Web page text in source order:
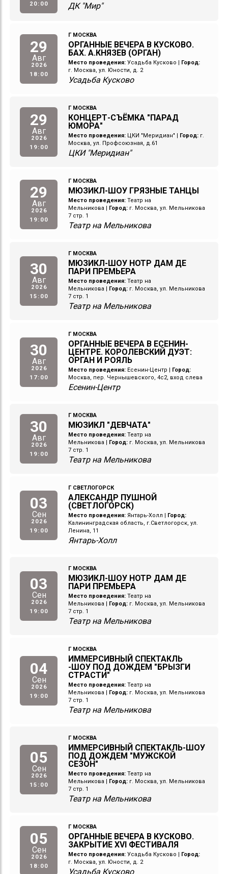
20:00
ДК "Мир"
29
Авг
2026
18:00
Г МОСКВА
ОРГАННЫЕ ВЕЧЕРА В КУСКОВО.
БАХ. А.КНЯЗЕВ (ОРГАН)
Место проведения: Усадьба Кусково
Город:
г. Москва, ул. Юности, д. 2
Усадьба Кусково
29
Авг
2026
19:00
Г МОСКВА
КОНЦЕРТ-СЪЁМКА "ПАРАД
ЮМОРА"
Место проведения: ЦКИ "Меридиан" Город: г.
Москва, ул. Профсоюзная, д.61
ЦКИ "Меридиан"
29
Авг
2026
19:00
Г МОСКВА
МЮЗИКЛ-ШОУ ГРЯЗНЫЕ ТАНЦЫ
Место проведения: Театр на
Мельникова
Город: г. Москва, ул. Мельникова
7 стр. 1
Театр на Мельникова
30
Авг
2026
15:00
Г МОСКВА
МЮЗИКЛ-ШОУ НОТР ДАМ ДЕ
ПАРИ ПРЕМЬЕРА
Место проведения: Театр на
Мельникова
Город: г. Москва, ул. Мельникова
7 стр. 1
Театр на Мельникова
30
Авг
2026
17:00
Г МОСКВА
ОРГАННЫЕ ВЕЧЕРА В ЕСЕНИН-
ЦЕНТРЕ. КОРОЛЕВСКИЙ ДУЭТ:
ОРГАН И РОЯЛЬ
Место проведения: Есенин-Центр
Город:
Москва, пер. Чернышевского, 4с2, вход слева
Есенин-Центр
30
Авг
2026
19:00
Г МОСКВА
МЮЗИКЛ "ДЕВЧАТА"
Место проведения: Театр на
Мельникова
Город: г. Москва, ул. Мельникова
7 стр. 1
Театр на Мельникова
03
Сен
2026
19:00
Г СВЕТЛОГОРСК
АЛЕКСАНДР ПУШНОЙ
(СВЕТЛОГОРСК)
Место проведения: Янтарь-Холл
Город:
Калининградская область, г.Светлогорск, ул.
Ленина, 11
Янтарь-Холл
03
Сен
2026
19:00
Г МОСКВА
МЮЗИКЛ-ШОУ НОТР ДАМ ДЕ
ПАРИ ПРЕМЬЕРА
Место проведения: Театр на
Мельникова
Город: г. Москва, ул. Мельникова
7 стр. 1
Театр на Мельникова
04
Сен
2026
19:00
Г МОСКВА
ИММЕРСИВНЫЙ СПЕКТАКЛЬ
-ШОУ ПОД ДОЖДЕМ "БРЫЗГИ
СТРАСТИ"
Место проведения: Театр на
Мельникова
Город: г. Москва, ул. Мельникова
7 стр. 1
Театр на Мельникова
05
Сен
2026
15:00
Г МОСКВА
ИММЕРСИВНЫЙ СПЕКТАКЛЬ-ШОУ
ПОД ДОЖДЕМ "МУЖСКОЙ
СЕЗОН"
Место проведения: Театр на
Мельникова
Город: г. Москва, ул. Мельникова
7 стр. 1
Театр на Мельникова
05
Сен
2026
18:00
Г МОСКВА
ОРГАННЫЕ ВЕЧЕРА В КУСКОВО.
ЗАКРЫТИЕ XVI ФЕСТИВАЛЯ
Место проведения: Усадьба Кусково
Город:
г. Москва, ул. Юности, д. 2
Усадьба Кусково